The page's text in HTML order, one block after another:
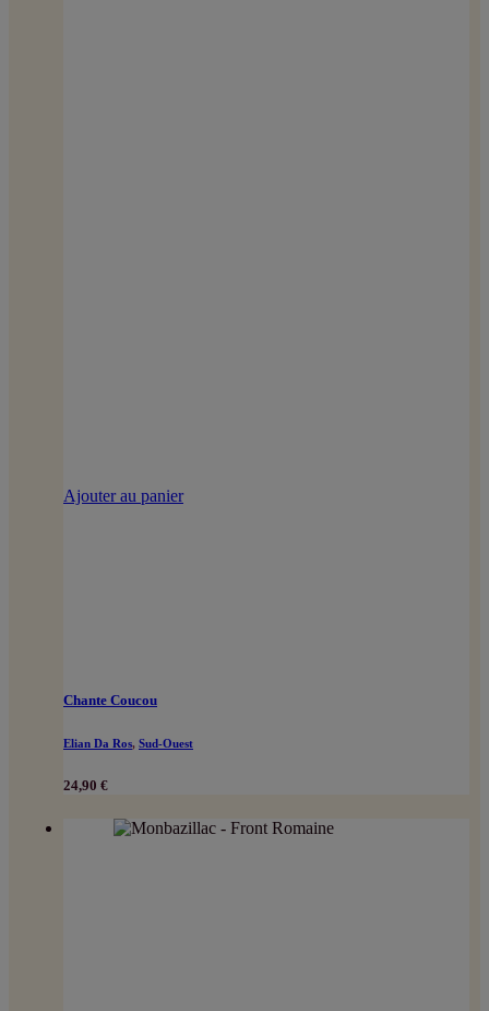
Ajouter au panier
Chante Coucou
Elian Da Ros, Sud-Ouest
24,90 €